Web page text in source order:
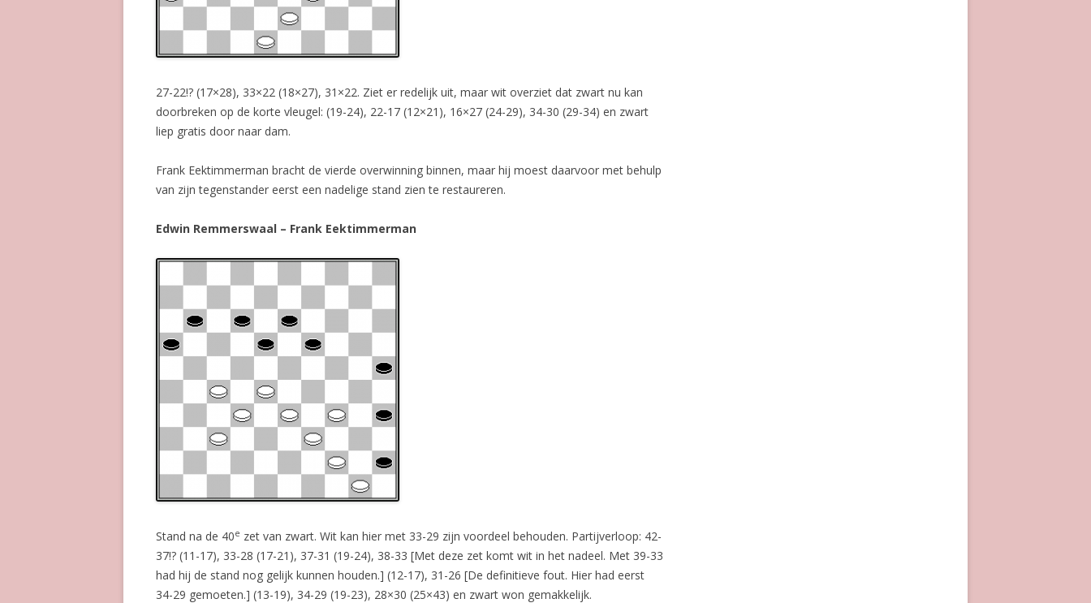
27-22!? (17×28), 33×22 (18×27), 31×22. Ziet er redelijk uit, maar wit overziet dat zwart nu kan
doorbreken op de korte vleugel: (19-24), 22-17 (12×21), 16×27 (24-29), 34-30 (29-34) en zwart
liep gratis door naar dam.
Frank Eektimmerman bracht de vierde overwinning binnen, maar hij moest daarvoor met behulp
van zijn tegenstander eerst een nadelige stand zien te restaureren.
Edwin Remmerswaal – Frank Eektimmerman
Stand na de 40e zet van zwart. Wit kan hier met 33-29 zijn voordeel behouden. Partijverloop: 42-
37!? (11-17), 33-28 (17-21), 37-31 (19-24), 38-33 [Met deze zet komt wit in het nadeel. Met 39-33
had hij de stand nog gelijk kunnen houden.] (12-17), 31-26 [De definitieve fout. Hier had eerst
34-29 gemoeten.] (13-19), 34-29 (19-23), 28×30 (25×43) en zwart won gemakkelijk.